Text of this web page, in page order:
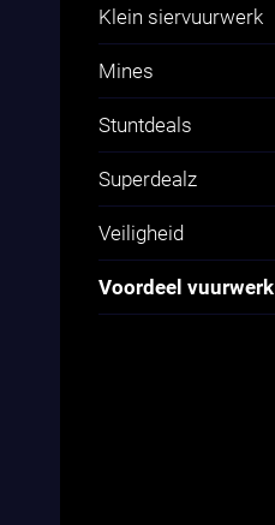
Klein siervuurwerk
Mines
Stuntdeals
Superdealz
Veiligheid
Voordeel vuurwerk